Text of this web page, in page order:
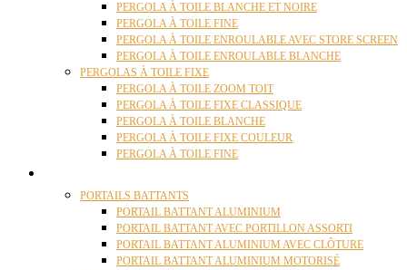
PERGOLA À TOILE BLANCHE ET NOIRE
PERGOLA À TOILE FINE
PERGOLA À TOILE ENROULABLE AVEC STORE SCREEN
PERGOLA À TOILE ENROULABLE BLANCHE
PERGOLAS À TOILE FIXE
PERGOLA À TOILE ZOOM TOIT
PERGOLA À TOILE FIXE CLASSIQUE
PERGOLA À TOILE BLANCHE
PERGOLA À TOILE FIXE COULEUR
PERGOLA À TOILE FINE
PORTAILS BATTANTS
PORTAIL BATTANT ALUMINIUM
PORTAIL BATTANT AVEC PORTILLON ASSORTI
PORTAIL BATTANT ALUMINIUM AVEC CLÔTURE
PORTAIL BATTANT ALUMINIUM MOTORISÉ